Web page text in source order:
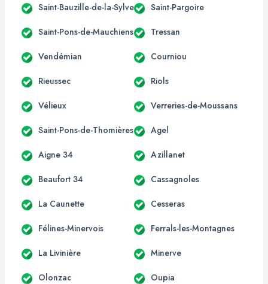
Saint-Bauzille-de-la-Sylve Saint-Pargoire
Saint-Pons-de-Mauchiens Tressan
Vendémian Courniou
Rieussec Riols
Vélieux Verreries-de-Moussans
Saint-Pons-de-Thomières Agel
Aigne 34 Azillanet
Beaufort 34 Cassagnoles
La Caunette Cesseras
Félines-Minervois Ferrals-les-Montagnes
La Livinière Minerve
Olonzac Oupia